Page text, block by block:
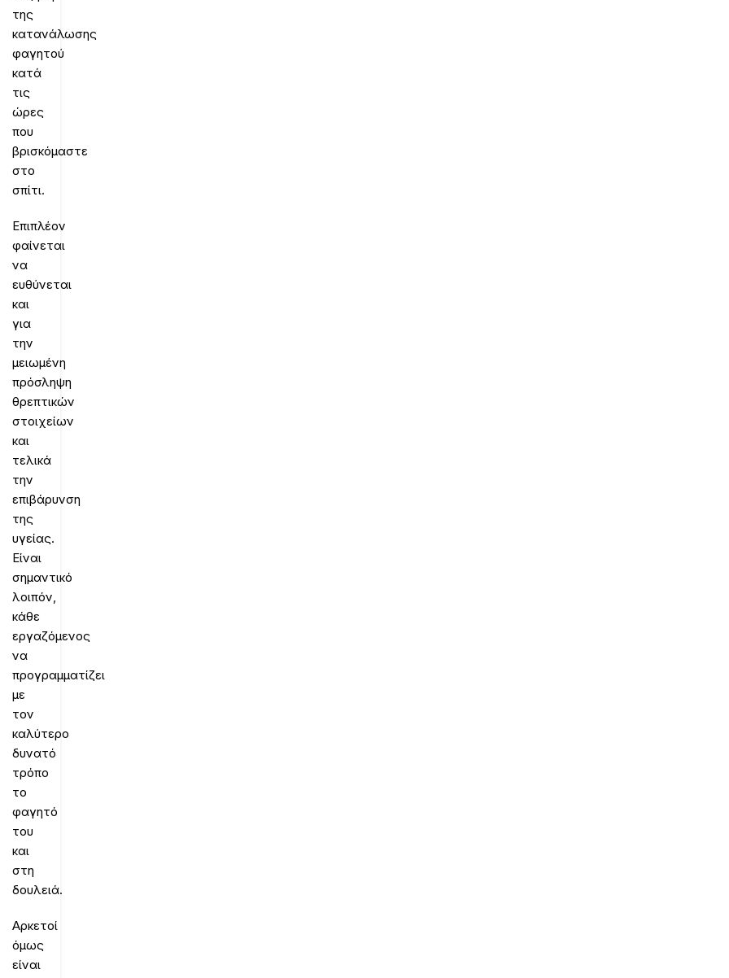
της
κατανάλωσης
φαγητού
κατά
τις
ώρες
που
βρισκόμαστε
στο
σπίτι.
Επιπλέον
φαίνεται
να
ευθύνεται
και
για
την
μειωμένη
πρόσληψη
θρεπτικών
στοιχείων
και
τελικά
την
επιβάρυνση
της
υγείας.
Είναι
σημαντικό
λοιπόν,
κάθε
εργαζόμενος
να
προγραμματίζει
με
τον
καλύτερο
δυνατό
τρόπο
το
φαγητό
του
και
στη
δουλειά.
Αρκετοί
όμως
είναι